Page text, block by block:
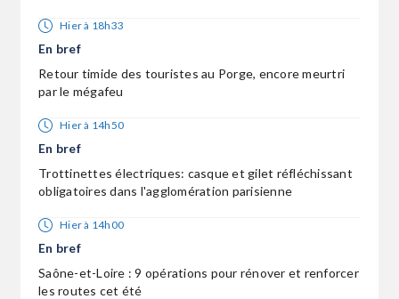
Hier à 18h33
En bref
Retour timide des touristes au Porge, encore meurtri
par le mégafeu
Hier à 14h50
En bref
Trottinettes électriques: casque et gilet réfléchissant
obligatoires dans l'agglomération parisienne
Hier à 14h00
En bref
Saône-et-Loire : 9 opérations pour rénover et renforcer
les routes cet été